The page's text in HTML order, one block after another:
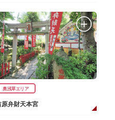
奥浅草エリア
原弁財天本宮